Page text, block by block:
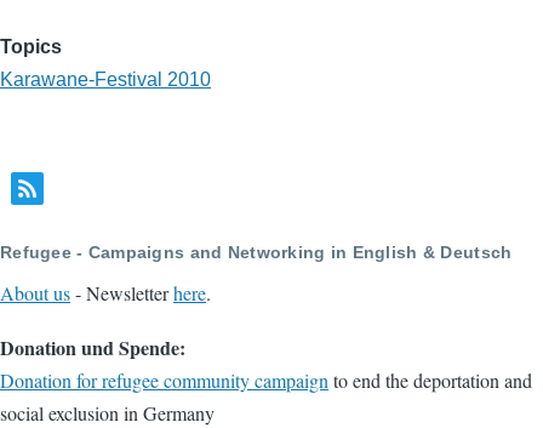
Topics
Karawane-Festival 2010
Refugee - Campaigns and Networking in English & Deutsch
About us- Newsletterhere.
Donation und Spende:
Donation for refugee community campaignto end the deportation and
social exclusion in Germany